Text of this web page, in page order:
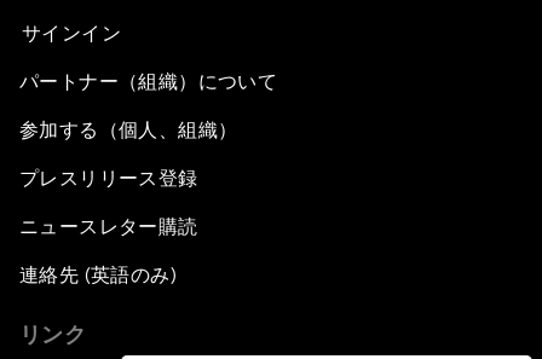
サインイン
パートナー（組織）について
参加する（個人、組織）
プレスリリース登録
ニュースレター購読
連絡先 (英語のみ)
リンク